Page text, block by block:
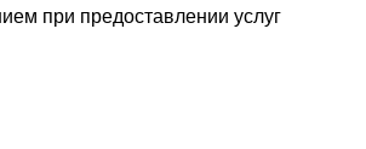
при предоставлении услуг